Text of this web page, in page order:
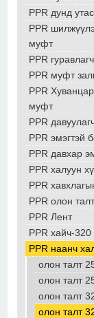
PPR дунд
PPR
муфт
PPR гуравлагч
PPR муфт
PPR
муфт
PPR
PPR эмэгтэй
PPR давхар
PPR халуун
PPR
PPR олон талт
PPR Лент
PPR хайч-320
PPR наанч
олон талт
олон талт
олон талт
олон талт